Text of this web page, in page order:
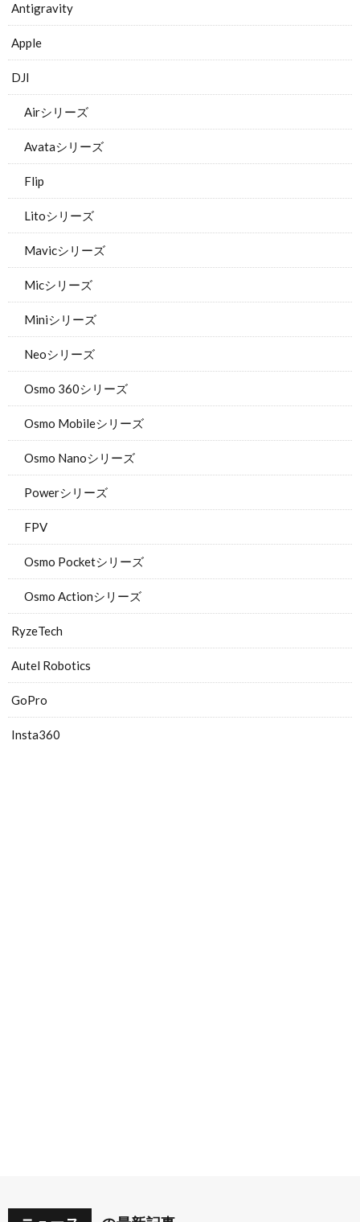
Antigravity
Apple
DJI
Airシリーズ
Avataシリーズ
Flip
Litoシリーズ
Mavicシリーズ
Micシリーズ
Miniシリーズ
Neoシリーズ
Osmo 360シリーズ
Osmo Mobileシリーズ
Osmo Nanoシリーズ
Powerシリーズ
FPV
Osmo Pocketシリーズ
Osmo Actionシリーズ
RyzeTech
Autel Robotics
GoPro
Insta360